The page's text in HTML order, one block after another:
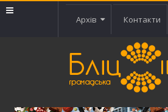
Архів Контакти